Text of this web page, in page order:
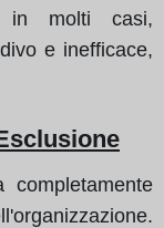
in molti casi,
e inefficace,